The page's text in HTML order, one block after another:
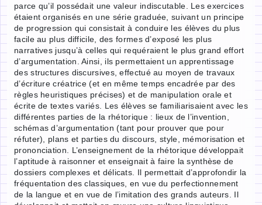
parce qu’il possédait une valeur indiscutable. Les exercices
étaient organisés en une série graduée, suivant un principe
de progression qui consistait à conduire les élèves du plus
facile au plus difficile, des formes d’exposé les plus
narratives jusqu’à celles qui requéraient le plus grand effort
d’argumentation. Ainsi, ils permettaient un apprentissage
des structures discursives, effectué au moyen de travaux
d’écriture créatrice (et en même temps encadrée par des
règles heuristiques précises) et de manipulation orale et
écrite de textes variés. Les élèves se familiarisaient avec les
différentes parties de la rhétorique : lieux de l’invention,
schémas d’argumentation (tant pour prouver que pour
réfuter), plans et parties du discours, style, mémorisation et
prononciation. L’enseignement de la rhétorique développait
l’aptitude à raisonner et enseignait à faire la synthèse de
dossiers complexes et délicats. Il permettait d’approfondir la
fréquentation des classiques, en vue du perfectionnement
de la langue et en vue de l’imitation des grands auteurs. Il